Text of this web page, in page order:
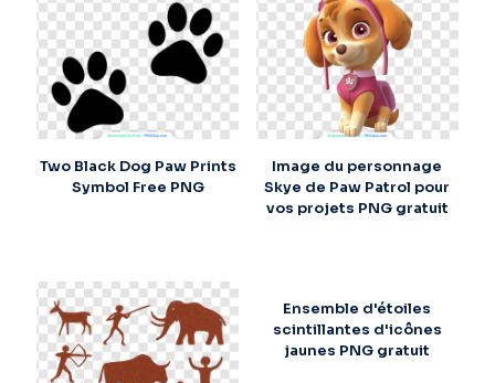
Two Black Dog Paw Prints
Symbol Free PNG
Image du personnage
Skye de Paw Patrol pour
vos projets PNG gratuit
Ensemble d'étoiles
scintillantes d'icônes
jaunes PNG gratuit